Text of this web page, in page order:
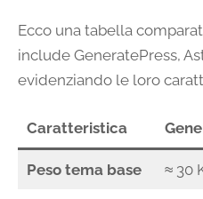
Ecco una tabella
include GeneratePress,
evidenziando le loro
Caratteristica
Peso tema base ≈ 30